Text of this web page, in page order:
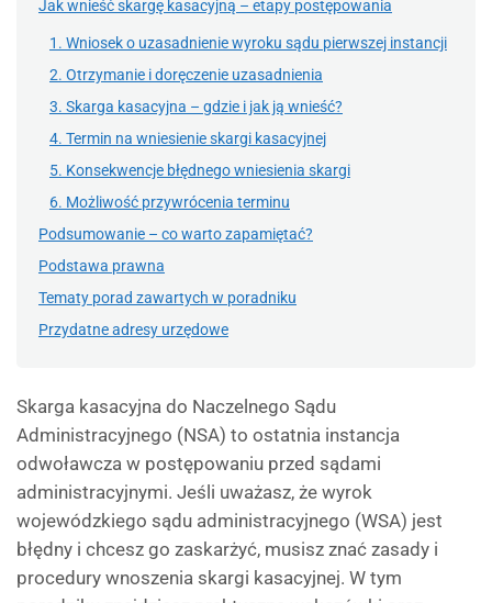
Jak wnieść skargę kasacyjną – etapy postępowania
1. Wniosek o uzasadnienie wyroku sądu pierwszej instancji
2. Otrzymanie i doręczenie uzasadnienia
3. Skarga kasacyjna – gdzie i jak ją wnieść?
4. Termin na wniesienie skargi kasacyjnej
5. Konsekwencje błędnego wniesienia skargi
6. Możliwość przywrócenia terminu
Podsumowanie – co warto zapamiętać?
Podstawa prawna
Tematy porad zawartych w poradniku
Przydatne adresy urzędowe
Skarga kasacyjna do Naczelnego Sądu
Administracyjnego (NSA) to ostatnia instancja
odwoławcza w postępowaniu przed sądami
administracyjnymi. Jeśli uważasz, że wyrok
wojewódzkiego sądu administracyjnego (WSA) jest
błędny i chcesz go zaskarżyć, musisz znać zasady i
procedury wnoszenia skargi kasacyjnej. W tym